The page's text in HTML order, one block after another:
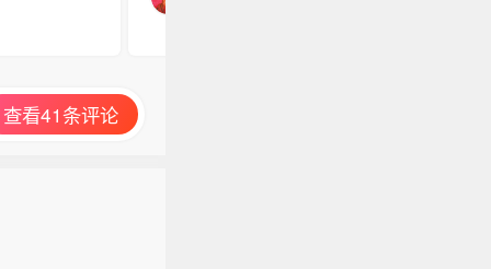
查看41条评论